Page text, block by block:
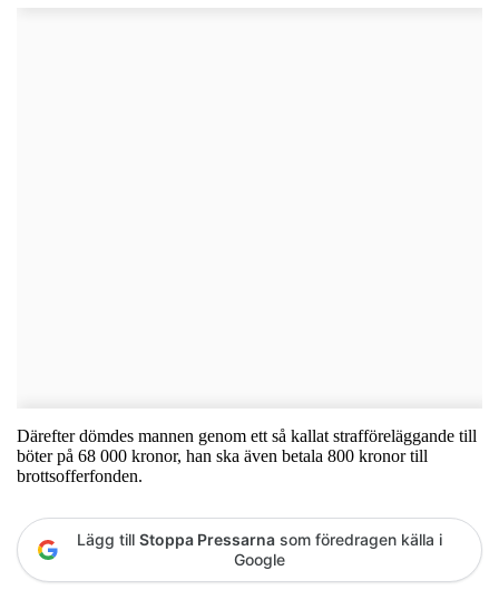
Därefter dömdes mannen genom ett så kallat strafföreläggande till
böter på 68 000 kronor, han ska även betala 800 kronor till
brottsofferfonden.
Lägg till Stoppa Pressarna som föredragen källa i
Google